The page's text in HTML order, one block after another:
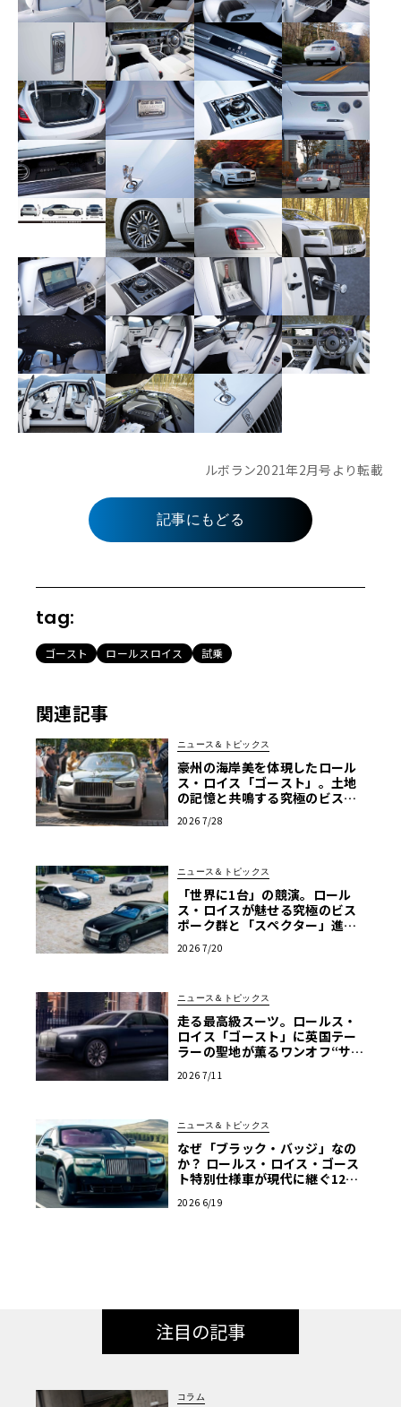
ルボラン2021年2月号より転載
記事にもどる
tag:
ゴースト ロールスロイス 試乗
関連記事
ニュース＆トピックス
豪州の海岸美を体現したロール
ス・ロイス「ゴースト」。土地
の記憶と共鳴する究極のビスポ
2026 7/28
ニュース＆トピックス
「世界に1台」の競演。ロール
ス・ロイスが魅せる究極のビス
ポーク群と「スペクター」進化
2026 7/20
ニュース＆トピックス
走る最高級スーツ。ロールス・
ロイス「ゴースト」に英国テー
ラーの聖地が薫るワンオフ“サヴ
2026 7/11
ニュース＆トピックス
なぜ「ブラック・バッジ」なの
か？ ロールス・ロイス・ゴース
ト特別仕様車が現代に継ぐ120
2026 6/19
注目の記事
コラム